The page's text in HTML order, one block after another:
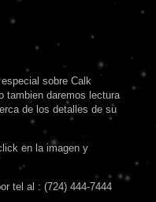
sobre Calk
tambien daremos lectura
de los detalles de su
en la imagen y
tel al : (724) 444-7444